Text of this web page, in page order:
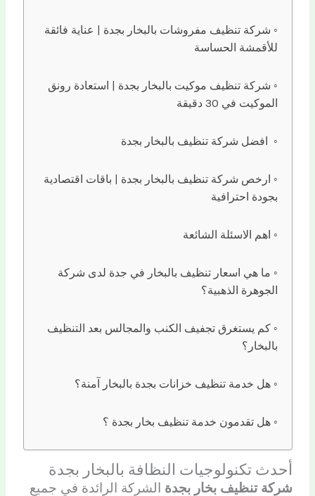
شركة تنظيف مفروشات بالبخار بجدة | عناية فائقة
للأقمشة الحساسة
شركة تنظيف موكيت بالبخار بجدة | استعادة رونق
الموكيت في 30 دقيقة
افضل شركة تنظيف بالبخار بجدة
ارخص شركة تنظيف بالبخار بجدة | باقات اقتصادية
بجودة احترافية
اهم الاسئلة الشائعة
ما هي اسعار تنظيف بالبخار في جدة لدى شركة
الجوهرة الذهبية؟
كم يستغرق تجفيف الكنب والمجالس بعد التنظيف
بالبخار؟
هل خدمة تنظيف خزانات بجدة بالبخار آمنة؟
هل تقدمون خدمة تنظيف بخار بجدة ؟
أحدث تكنولوجيات النظافة بالبخار بجدة
شركة تنظيف بخار بجدة الشركة الرائدة في جميع